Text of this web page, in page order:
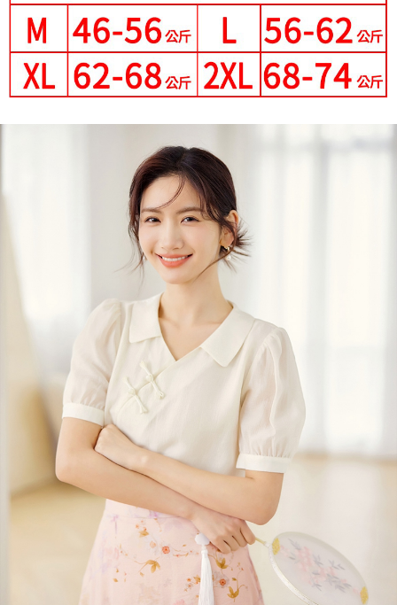
2.透過簡訊連結打開帳單後，可選擇「超商條碼／台灣大直營門市／銀行轉
帳／街口支付／iPASS MONEY」等通路繳費。
【注意事項】
1.本服務係由「台灣大哥大股份有限公司」（以下簡稱本公司）所提供，讓
用戶於交易時，得透過本服務購買商品或服務，並由商店將買賣／分期付款
2.基於同意付款使用「大哥付你分期」之契約關係目的，商店將以您的個人
資料（包含姓名、電話或地址）提供予台灣大哥大進項蒐集、處理及利用，
由本公司與您本人進行分期帳單所需資料之確認、核對及更正。
3.完整用戶服務條款，請詳閱以下連結：https://oppay.tw/userRule
１．於結帳方式選擇「AFTEE先享後付」後，將跳轉至「AFTEE先享後付」
結帳頁面，進行簡訊認證並確認金額後，即可完成結帳。
２．訂單成立數日內，您將收到繳費通知簡訊。
３．收到繳費通知簡訊後14天內，點擊此簡訊中的連結，可透過四大超商／
ATM／網路銀行／等多元方式進行付款，方視為交易完成。
※ 請注意：結帳手續完成當下不需立刻繳費，但若您需要取消訂單，請聯絡
是否繳費成功／繳費後需取消欲退款等相關疑問，請聯繫「AFTEE先享後付
https://netprotections.freshdesk.com/support/home
１．透過由恩沛科技股份有限公司提供之「AFTEE先享後付」服務完成之交
易，需依本服務之必要範圍內提供個人資料，並將交易相關給付款項請求債
權轉讓予恩沛科技股份有限公司。
２．關於個人資料處理事宜，請瀏覽以下網址：
３．未成年的使用者請事先徵得法定代理人或監護人之同意方可使用
「AFTEE先享後付」，若未經同意申辦者引起之損失，本公司不負相關責
４．使用「AFTEE先享後付」時，將依據個別帳號之用戶狀況，依本公司即
時審查核予不同之上限額度；若仍有額度不足之情形，本公司將視審查結果
請求用戶進行身份認證。
５．嚴禁一人註冊多個帳號或使用他人資訊註冊。若發現惡意使用之情形，
恩沛科技股份有限公司將有權停止該用戶之使用額度並採取法律行動。
全家付款取貨
每筆NT$80，滿NT$699(含以上)免運費
付款後全家取貨
每筆NT$80，滿NT$699(含以上)免運費
每筆NT$80，滿NT$699(含以上)免運費
每筆NT$80，滿NT$699(含以上)免運費
每筆NT$80，滿NT$699(含以上)免運費
每筆NT$70，滿NT$699(含以上)免運費
離島-郵局寄送
每筆NT$90，滿NT$699(含以上)免運費
國家/地區配送